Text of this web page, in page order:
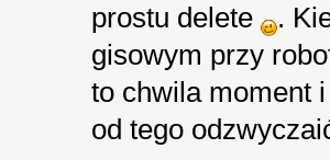
prostu delete .
gisowym przy
to chwila moment
od tego